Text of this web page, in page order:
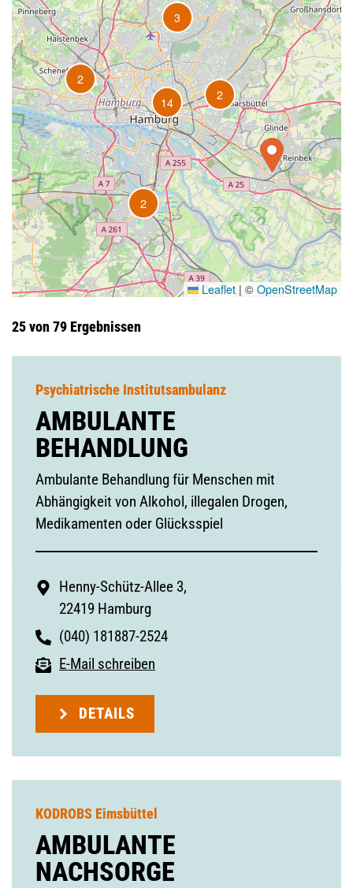
2
2
2
3
14
Leaflet | © OpenStreetMap
25 von 79 Ergebnissen
Psychiatrische Institutsambulanz
AMBULANTE
BEHANDLUNG
Ambulante Behandlung für Menschen mit
Abhängigkeit von Alkohol, illegalen Drogen,
Medikamenten oder Glücksspiel
Henny-Schütz-Allee 3,
22419 Hamburg
(040) 181887-2524
E-Mail schreiben
DETAILS
KODROBS Eimsbüttel
AMBULANTE
NACHSORGE